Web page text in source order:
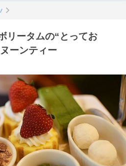
リータムの“とってお
ーンティー